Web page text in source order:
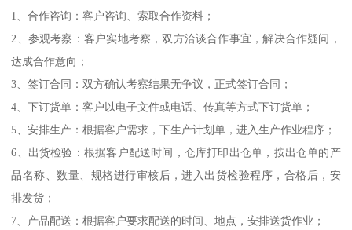
1、合作咨询：客户咨询、索取合作资料；
2、参观考察：客户实地考察，双方洽谈合作事宜，解决合作疑问，
达成合作意向；
3、签订合同：双方确认考察结果无争议，正式签订合同；
4、下订货单：客户以电子文件或电话、传真等方式下订货单；
5、安排生产：根据客户需求，下生产计划单，进入生产作业程序；
6、出货检验：根据客户配送时间，仓库打印出仓单，按出仓单的产
品名称、数量、规格进行审核后，进入出货检验程序，合格后，安
排发货；
7、产品配送：根据客户要求配送的时间、地点，安排送货作业；